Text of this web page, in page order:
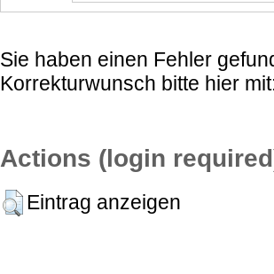
Sie haben einen Fehler
Korrekturwunsch bitte hier
Actions (login
Eintrag anzeigen